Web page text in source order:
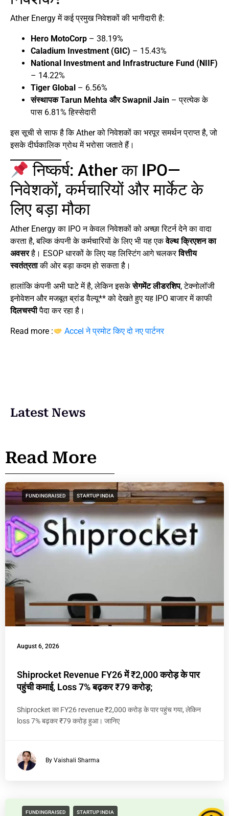
Ather Energy में कई प्रमुख निवेशकों की भागीदारी है:
Hero MotoCorp – 38.19%
Caladium Investment (GIC) – 15.43%
National Investment and Infrastructure Fund (NIIF)
– 14.22%
Tiger Global – 6.56%
संस्थापक Tarun Mehta और Swapnil Jain – प्रत्येक के
पास 6.81% हिस्सेदारी
इस सूची से साफ है कि Ather को निवेशकों का भरपूर समर्थन प्राप्त है, जो
इसके दीर्घकालिक ग्रोथ में भरोसा जताते हैं।
निष्कर्ष: Ather का IPO—
निवेशकों, कर्मचारियों और मार्केट के
लिए बड़ा मौका
Ather Energy का IPO न केवल निवेशकों को अच्छा रिटर्न देने का वादा
करता है, बल्कि कंपनी के कर्मचारियों के लिए भी यह एकवेल्थ क्रिएशन का
अवसरहै। ESOP धारकों के लिए यह लिस्टिंग आगे चलकरवित्तीय
स्वतंत्रताकी ओर बड़ा कदम हो सकता है।
हालांकि कंपनी अभी घाटे में है, लेकिन इसकेसेगमेंट लीडरशिप, टेक्नोलॉजी
इनोवेशन और मजबूत ब्रांड वैल्यू** को देखते हुए यह IPO बाजार में काफी
दिलचस्पीपैदा कर रहा है।
Read more : Accel ने प्रमोट किए दो नए पार्टनर
Latest News
Read More
FUNDINGRAISED STARTUP INDIA
August 6, 2026
Shiprocket Revenue FY26 में ₹2,000 करोड़ के पार
पहुंची कमाई, Loss 7% बढ़कर ₹79 करोड़;
Shiprocket का FY26 revenue ₹2,000 करोड़ के पार पहुंच गया, लेकिन
loss 7% बढ़कर ₹79 करोड़ हुआ। जानिए
By Vaishali Sharma
FUNDINGRAISED STARTUP INDIA